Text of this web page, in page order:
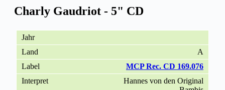
Charly Gaudriot - 5" CD
A
MCP Rec. CD 169.076
Hannes von den Original